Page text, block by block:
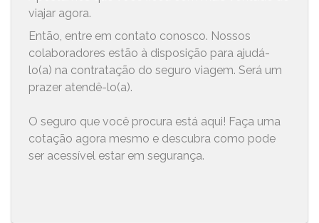
viajar agora.
Então, entre em contato conosco. Nossos
colaboradores estão à disposição para ajudá-
lo(a) na contratação do seguro viagem. Será um
prazer atendê-lo(a).
O seguro que você procura está aqui! Faça uma
cotação agora mesmo e descubra como pode
ser acessível estar em segurança.